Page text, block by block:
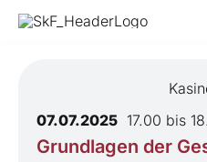
Skip
07.07.2025 17.00 bis
Grundlagen der